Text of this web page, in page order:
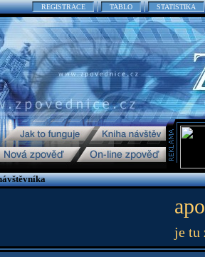
REGISTRACE TABLO STATISTIKA
je tu